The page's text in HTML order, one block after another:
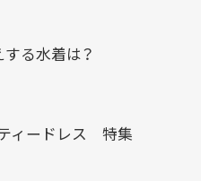
する水着は？
ィードレス 特集